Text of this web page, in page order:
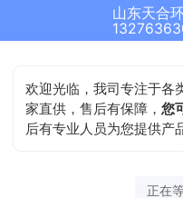
欢迎光临，我司专注于各
家直供，售后有保障，您
后有专业人员为您提供产
正在